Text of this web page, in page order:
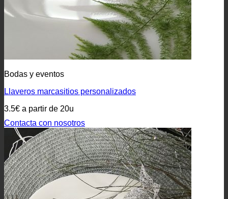
Bodas y eventos
Llaveros marcasitios personalizados
3.5€ a partir de 20u
Contacta con nosotros